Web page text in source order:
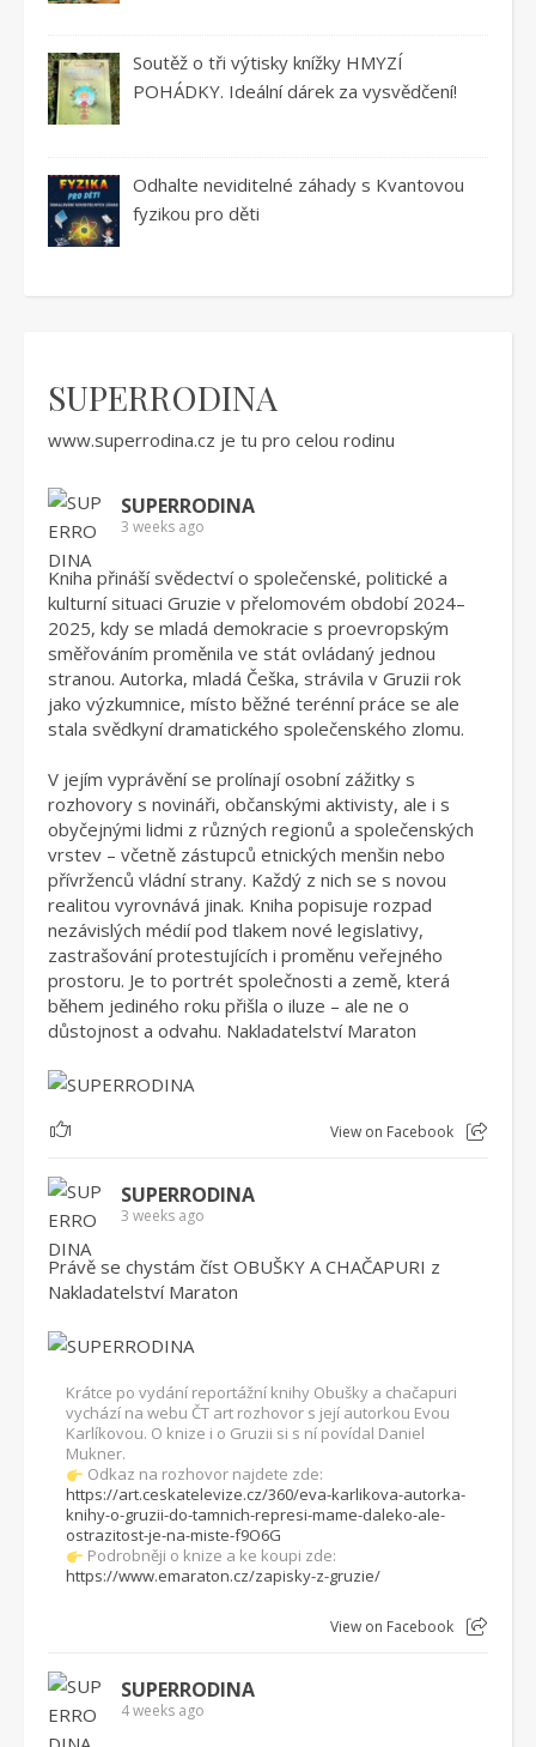
Soutěž o tři výtisky knížky HMYZÍ
POHÁDKY. Ideální dárek za vysvědčení!
Odhalte neviditelné záhady s Kvantovou
fyzikou pro děti
SUPERRODINA
www.superrodina.cz je tu pro celou rodinu
SUPERRODINA
3 weeks ago
Kniha přináší svědectví o společenské, politické a
kulturní situaci Gruzie v přelomovém období 2024–
2025, kdy se mladá demokracie s proevropským
směřováním proměnila ve stát ovládaný jednou
stranou. Autorka, mladá Češka, strávila v Gruzii rok
jako výzkumnice, místo běžné terénní práce se ale
stala svědkyní dramatického společenského zlomu.
V jejím vyprávění se prolínají osobní zážitky s
rozhovory s novináři, občanskými aktivisty, ale i s
obyčejnými lidmi z různých regionů a společenských
vrstev – včetně zástupců etnických menšin nebo
přívrženců vládní strany. Každý z nich se s novou
realitou vyrovnává jinak. Kniha popisuje rozpad
nezávislých médií pod tlakem nové legislativy,
zastrašování protestujících i proměnu veřejného
prostoru. Je to portrét společnosti a země, která
během jediného roku přišla o iluze – ale ne o
důstojnost a odvahu. Nakladatelství Maraton
1 View on Facebook
SUPERRODINA
3 weeks ago
Právě se chystám číst OBUŠKY A CHAČAPURI z
Nakladatelství Maraton
Krátce po vydání reportážní knihy Obušky a chačapuri
vychází na webu ČT art rozhovor s její autorkou Evou
Karlíkovou. O knize i o Gruzii si s ní povídal Daniel
Mukner.
Odkaz na rozhovor najdete zde:
https://art.ceskatelevize.cz/360/eva-karlikova-autorka-
knihy-o-gruzii-do-tamnich-represi-mame-daleko-ale-
ostrazitost-je-na-miste-f9O6G
Podrobněji o knize a ke koupi zde:
https://www.emaraton.cz/zapisky-z-gruzie/
View on Facebook
SUPERRODINA
4 weeks ago